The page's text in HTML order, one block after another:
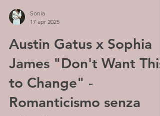
Sonia
17 apr 2025
Austin Gatus x Sophia
James "Don't Want This
to Change" -
Romanticismo senza